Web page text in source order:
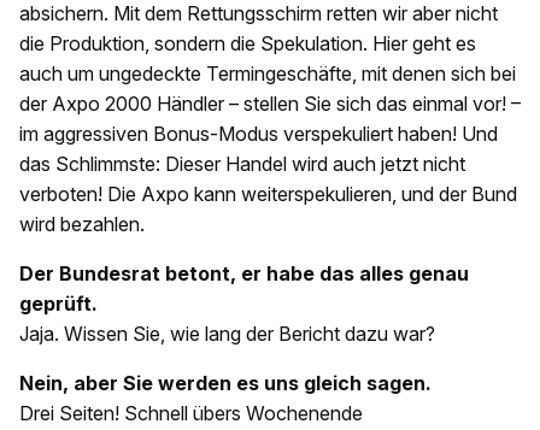
absichern. Mit dem Rettungsschirm retten wir aber nicht
die Produktion, sondern die Spekulation. Hier geht es
auch um ungedeckte Termingeschäfte, mit denen sich bei
der Axpo 2000 Händler – stellen Sie sich das einmal vor! –
im aggressiven Bonus-Modus verspekuliert haben! Und
das Schlimmste: Dieser Handel wird auch jetzt nicht
verboten! Die Axpo kann weiterspekulieren, und der Bund
wird bezahlen.
Der Bundesrat betont, er habe das alles genau
geprüft.
Jaja. Wissen Sie, wie lang der Bericht dazu war?
Nein, aber Sie werden es uns gleich sagen.
Drei Seiten! Schnell übers Wochenende